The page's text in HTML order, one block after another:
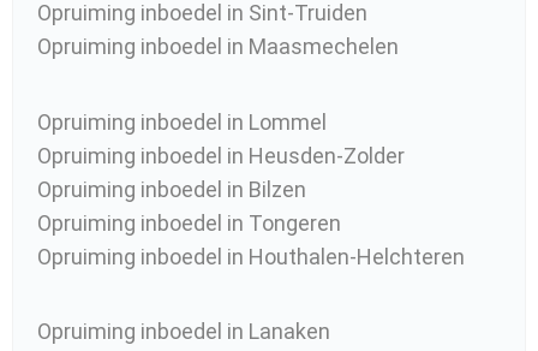
Opruiming inboedel in Sint-Truiden
Opruiming inboedel in Maasmechelen
Opruiming inboedel in Lommel
Opruiming inboedel in Heusden-Zolder
Opruiming inboedel in Bilzen
Opruiming inboedel in Tongeren
Opruiming inboedel in Houthalen-Helchteren
Opruiming inboedel in Lanaken